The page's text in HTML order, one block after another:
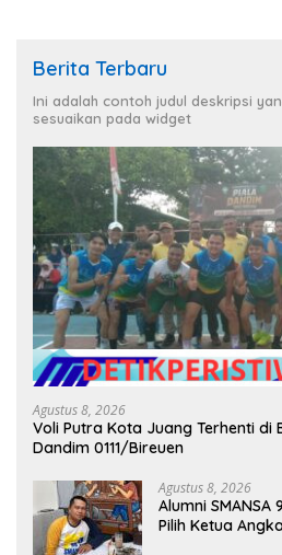
Berita Terbaru
Ini adalah contoh judul deskripsi
sesuaikan pada widget
Agustus 8, 2026
Voli Putra Kota Juang Terhenti di
Dandim 0111/Bireuen
Agustus 8, 2026
Alumni
Pilih Ketua